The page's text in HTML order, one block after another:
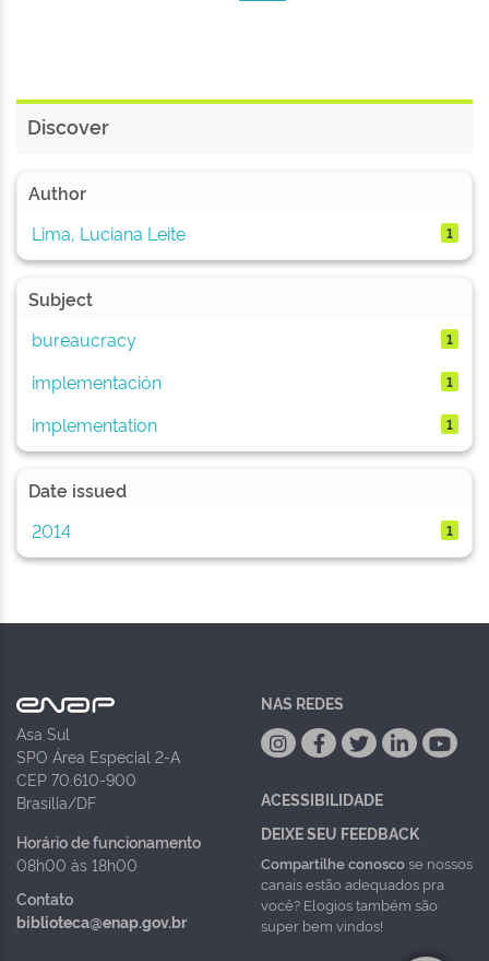
Discover
Author
Lima, Luciana Leite
1
Subject
bureaucracy
1
implementación 1
implementation 1
Date issued
2014
1
Asa Sul
SPO Área Especial 2-A
CEP 70.610-900
Brasília/DF
Horário de funcionamento
08h00 às 18h00
Contato
biblioteca@enap.gov.br
NAS REDES
ACESSIBILIDADE
DEIXE SEU FEEDBACK
Compartilhe conoscose nossos
canais estão adequados pra
você? Elogios também são
super bem vindos!